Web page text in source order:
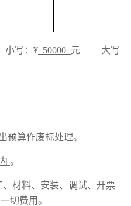
小写 ： ¥ 50000 元 大写：
预算作废标处理。
。
材料、安装、调试、开票
切费用。